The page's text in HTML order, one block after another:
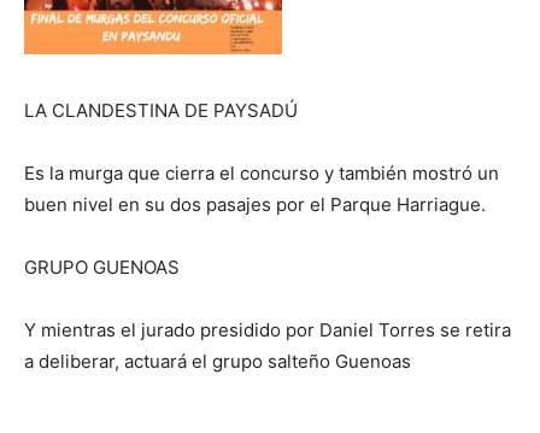
LA CLANDESTINA DE PAYSADÚ
Es la murga que cierra el concurso y también mostró un
buen nivel en su dos pasajes por el Parque Harriague.
GRUPO GUENOAS
Y mientras el jurado presidido por Daniel Torres se retira
a deliberar, actuará el grupo salteño Guenoas